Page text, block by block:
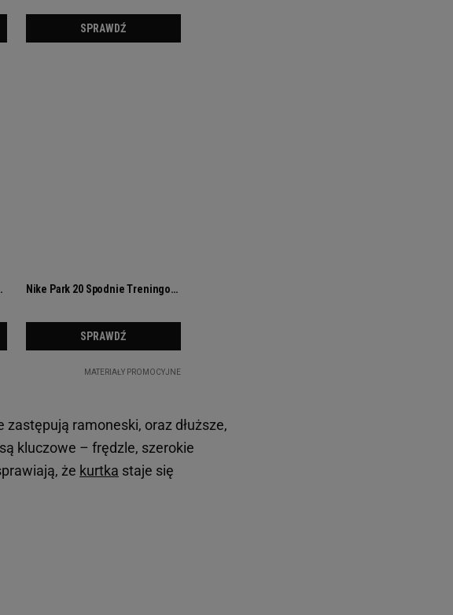
zastępują ramoneski, oraz dłuższe,
kluczowe – frędzle, szerokie
że kurtka staje się